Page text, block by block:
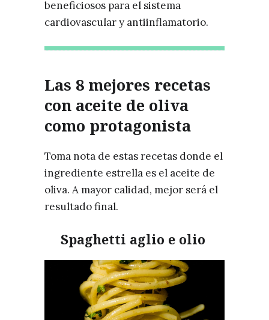
beneficiosos para el sistema
cardiovascular y antiinflamatorio.
Las 8 mejores recetas
con aceite de oliva
como protagonista
Toma nota de estas recetas donde el
ingrediente estrella es el aceite de
oliva. A mayor calidad, mejor será el
resultado final.
Spaghetti aglio e olio